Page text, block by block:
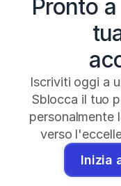
Pronto
Iscriviti oggi a
Sblocca il tuo
personalmente
verso
Inizia